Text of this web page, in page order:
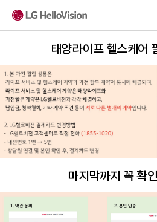
태양라이프 헬스케어
마지막까지 꼭 확